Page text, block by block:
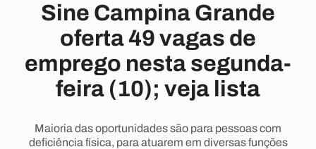
Sine Campina Grande
oferta 49 vagas de
emprego nesta segunda-
feira (10); veja lista
Maioria das oportunidades são para pessoas com
deficiência física, para atuarem em diversas funções